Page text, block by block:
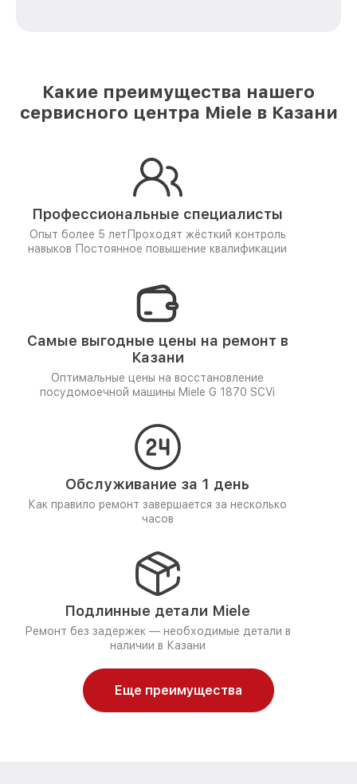
Какие преимущества нашего
сервисного центра Miele в Казани
Профессиональные специалисты
Опыт более 5 лет Проходят жёсткий контроль
навыков Постоянное повышение квалификации
Самые выгодные цены на ремонт в
Казани
Оптимальные цены на восстановление
посудомоечной машины Miele G 1870 SCVi
Обслуживание за 1 день
Как правило ремонт завершается за несколько
часов
Подлинные детали Miele
Ремонт без задержек — необходимые детали в
наличии в Казани
Еще преимущества